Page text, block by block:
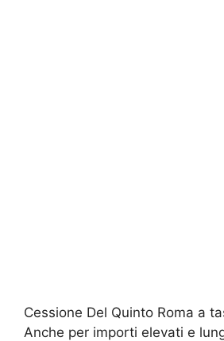
Cessione Del Quinto Roma a
Anche per importi elevati e